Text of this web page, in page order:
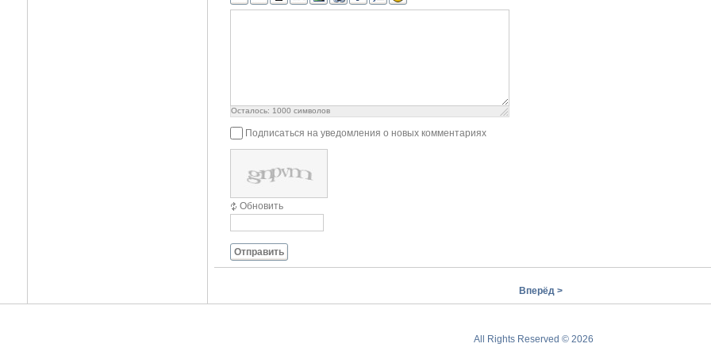
Осталось: 1000 символов
Подписаться на уведомления о новых комментариях
Обновить
Отправить
Вперёд >
All Rights Reserved © 2026